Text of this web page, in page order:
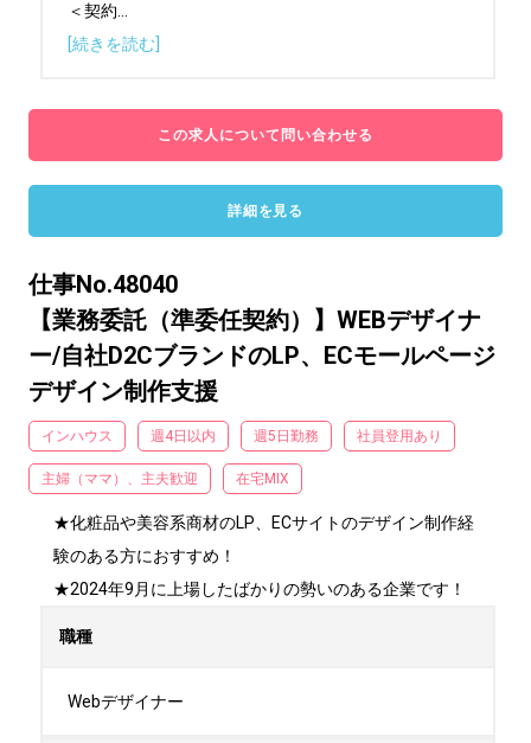
＜契約
[続きを読む]
この求人について問い合わせる
詳細を見る
仕事No.48040
【業務委託（準委任契約）】WEBデザイナ
ー/自社D2CブランドのLP、ECモールページ
デザイン制作支援
インハウス 週4日以内 週5日勤務 社員登用あり
主婦（ママ）、主夫歓迎 在宅MIX
★化粧品や美容系商材のLP、ECサイトのデザイン制作経
験のある方におすすめ！
★2024年9月に上場したばかりの勢いのある企業です！
職種
Webデザイナー